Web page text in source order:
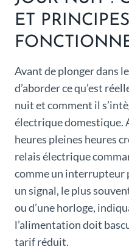
ET
Avant de plonger dans
d’aborder ce qu’est
nuit et comment il
électrique domestique.
heures pleines heures
relais électrique
comme un interrupteur
un signal, le plus
ou d’une horloge,
l’alimentation doit
tarif réduit.